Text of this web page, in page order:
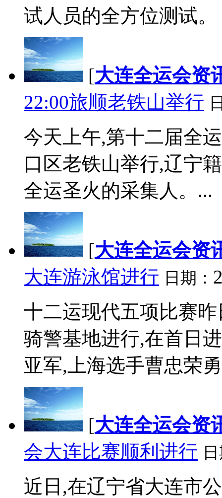
试人员的全方位测试。
[大连全运会资
22:00旅顺老铁山举行
今天上午,第十二届全
口区老铁山举行,辽宁
全运圣火的采集人。...
[大连全运会资
大连游泳馆进行 日期：
十二运现代五项比赛
骑警基地进行,在首日
亚军,上海选手曹忠荣
[大连全运会资
会大连比赛顺利进行
近日,在辽宁省大连市